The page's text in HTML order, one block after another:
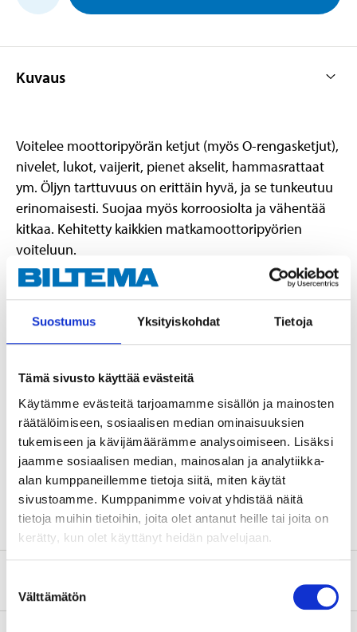
Suostumus Yksityiskohdat Tietoja
Tämä sivusto käyttää evästeitä
Käytämme evästeitä tarjoamamme sisällön ja mainosten
räätälöimiseen, sosiaalisen median ominaisuuksien
tukemiseen ja kävijämäärämme analysoimiseen. Lisäksi
jaamme sosiaalisen median, mainosalan ja analytiikka-
alan kumppaneillemme tietoja siitä, miten käytät
sivustoamme. Kumppanimme voivat yhdistää näitä
tietoja muihin tietoihin, joita olet antanut heille tai joita on
kerätty, kun olet käyttänyt heidän palvelujaan.
valinta
Välttämätön
Kuvaus
Voitelee moottoripyörän ketjut (myös O-rengasketjut),
nivelet, lukot, vaijerit, pienet akselit, hammasrattaat
ym. Öljyn tarttuvuus on erittäin hyvä, ja se tunkeutuu
erinomaisesti. Suojaa myös korroosiolta ja vähentää
kitkaa. Kehitetty kaikkien matkamoottoripyörien
voiteluun.
H222 Erittäin helposti syttyvä aerosoli.
H412 Haitallista vesieliöille, pitkäaikaisia haittavaikutuksia.
Tekniset tiedot
Tilavuus 400 ml